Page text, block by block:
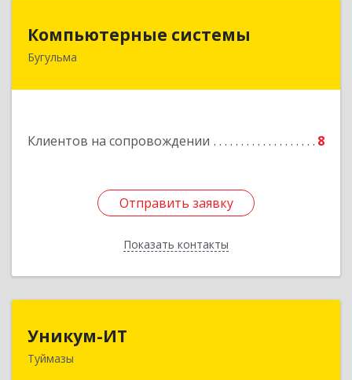
Компьютерные системы
Бугульма
Клиентов на сопровождении 8
Отправить заявку
Показать контакты
420111, Республика Татарстан, Бугульма,
Отправить заявку
Назад
Уникум-ИТ
Туймазы
452757, Башкортостан Респ, Туймазинский р-н,